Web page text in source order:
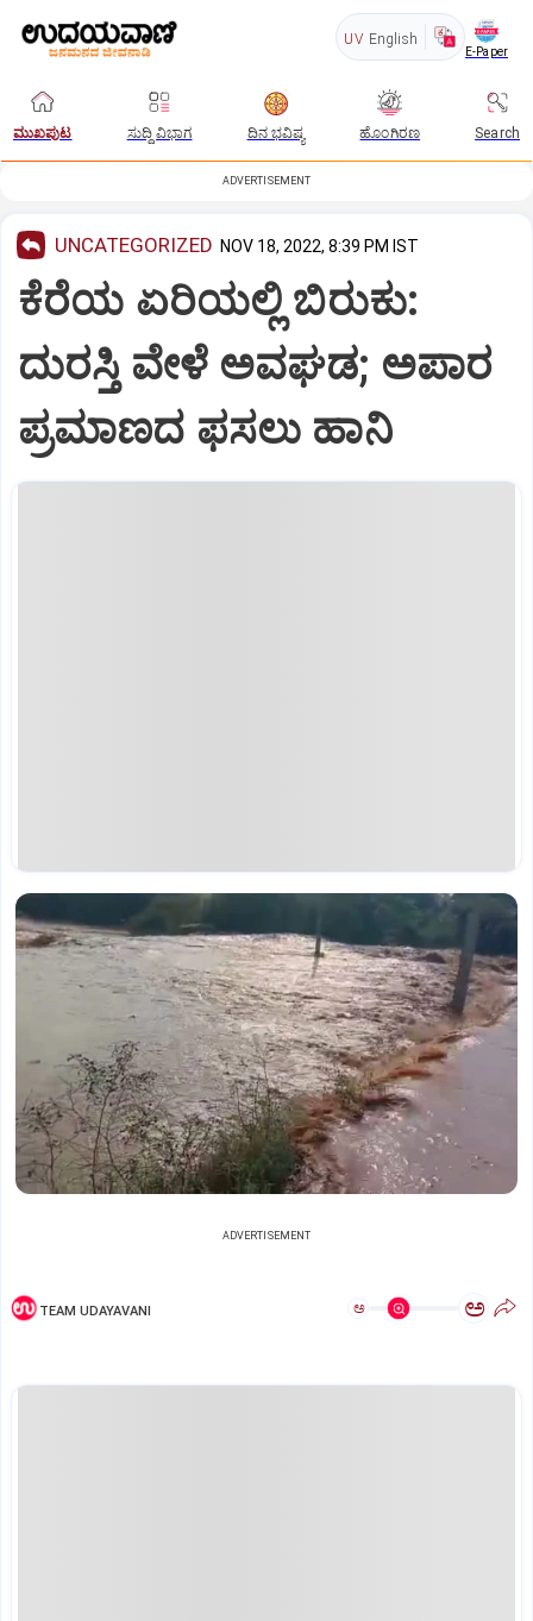
UV English
E-Paper
ಮುಖಪುಟ ಸುದ್ದಿ ವಿಭಾಗ ದಿನ ಭವಿಷ್ಯ ಹೊಂಗಿರಣ Search
ADVERTISEMENT
UNCATEGORIZED NOV 18, 2022, 8:39 PM IST
ಕೆರೆಯ ಏರಿಯಲ್ಲಿ ಬಿರುಕು:
ದುರಸ್ತಿ ವೇಳೆ ಅವಘಡ; ಅಪಾರ
ಪ್ರಮಾಣದ ಫಸಲು ಹಾನಿ
ADVERTISEMENT
TEAM UDAYAVANI ಅ ಅ